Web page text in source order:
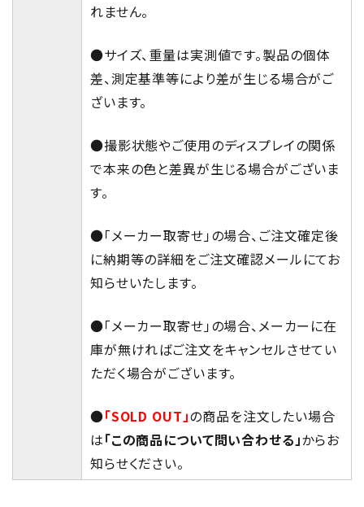
れません。
●サイズ、重量は実測値です。製品の個体
差、測定基準等により差が生じる場合がご
ざいます。
●撮影状態やご使用のディスプレイの関係
で本来の色と差異が生じる場合がございま
す。
●「メーカー取寄せ」の場合、ご注文確定後
に納期等の詳細をご注文確認メールにてお
知らせいたします。
●「メーカー取寄せ」の場合、メーカーに在
庫が無ければご注文をキャンセルさせてい
ただく場合がございます。
●「SOLD OUT」の商品を注文したい場合
は「この商品について問い合わせる」からお
知らせください。